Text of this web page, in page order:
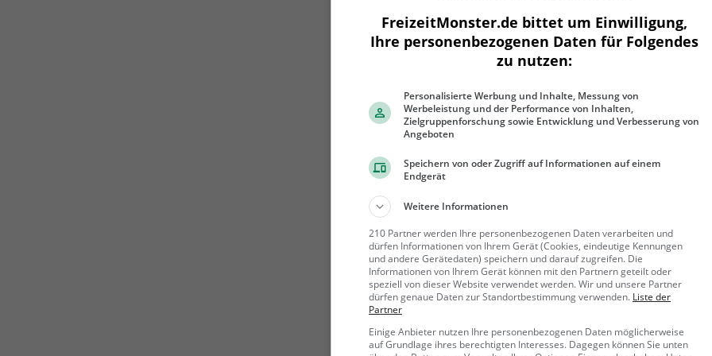
Ähnliche Aktivitäten wieKegelbahn
Schloss Marienlay
Herrenhaus in Gutweiler
Gutweiler
Familie &
Kinder, Sehe
nswürdigkeit
Park in Trier (Nells-Ländchen)
FreizeitMonster.de bittet um Einwilligung,
Ihre personenbezogenen Daten für Folgendes
zu nutzen:
Personalisierte Werbung und Inhalte, Messung von
Werbeleistung und der Performance von Inhalten,
Zielgruppenforschung sowie Entwicklung und Verbesserung von
Angeboten
Speichern von oder Zugriff auf Informationen auf einem
Endgerät
Weitere Informationen
210 Partner werden Ihre personenbezogenen Daten verarbeiten und
dürfen Informationen von Ihrem Gerät (Cookies, eindeutige Kennungen
und andere Gerätedaten) speichern und darauf zugreifen. Die
Informationen von Ihrem Gerät können mit den Partnern geteilt oder
speziell von dieser Website verwendet werden. Wir und unsere Partner
dürfen genaue Daten zur Standortbestimmung verwenden. Liste der
Partner
Einige Anbieter nutzen Ihre personenbezogenen Daten möglicherweise
auf Grundlage ihres berechtigten Interesses. Dagegen können Sie unten